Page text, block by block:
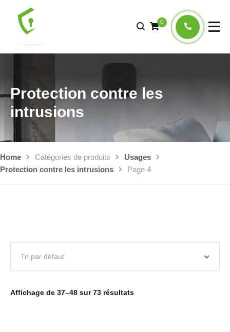
0
Protection contre les
intrusions
Home Catégories de produits
Usages
Protection contre les intrusions
Page 4
Affichage de 37–48 sur 73 résultats